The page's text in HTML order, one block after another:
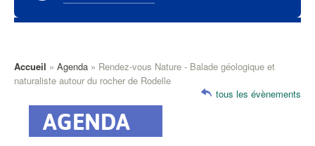
Fil
d'Ariane
Accueil Agenda
Rendez-vous Nature - Balade géologique et
naturaliste autour du rocher de Rodelle
tous les évènements